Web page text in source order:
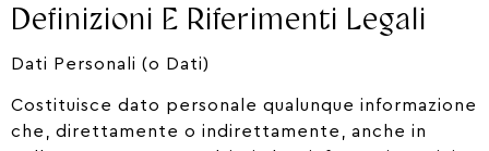
Definizioni E Riferimenti Legali
Dati Personali (o Dati)
Costituisce dato personale qualunque informazione
che, direttamente o indirettamente, anche in